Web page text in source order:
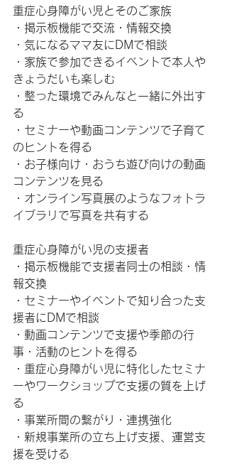
重症心身障がい児とそのご家族
・掲示板機能で交流・情報交換
・気になるママ友にDMで相談
・家族で参加できるイベントで本人や
きょうだいも楽しむ
・整った環境でみんなと一緒に外出す
る
・セミナーや動画コンテンツで子育て
のヒントを得る
・お子様向け・おうち遊び向けの動画
コンテンツを見る
・オンライン写真展のようなフォトラ
イブラリで写真を共有する
重症心身障がい児の支援者
・掲示板機能で支援者同士の相談・情
報交換
・セミナーやイベントで知り合った支
援者にDMで相談
・動画コンテンツで支援や季節の行
事・活動のヒントを得る
・重症心身障がい児に特化したセミナ
ーやワークショップで支援の質を上げ
る
・事業所間の繋がり・連携強化
・新規事業所の立ち上げ支援、運営支
援を受ける